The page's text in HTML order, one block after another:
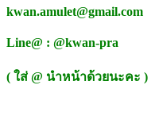
kwan.amulet@gmail.com
Line@ : @kwan-pra
( ใส่ @ นำหน้าด้วยนะคะ )